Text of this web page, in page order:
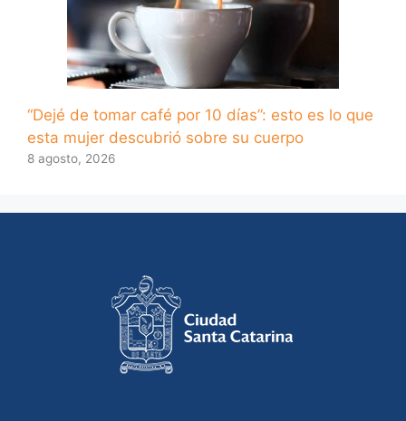
“Dejé de tomar café por 10 días”: esto es lo que
esta mujer descubrió sobre su cuerpo
8 agosto, 2026